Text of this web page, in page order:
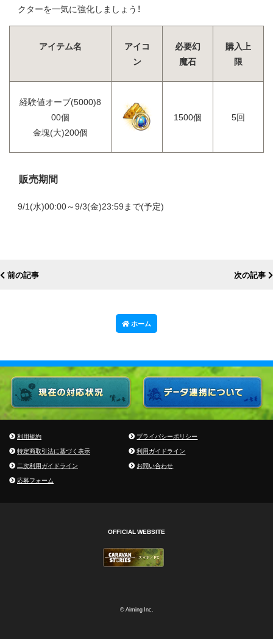
クターを一気に強化しましょう！
アイテム名
アイコ
ン
必要幻
魔石
購入上
限
経験値オーブ(5000)8
00個
金塊(大)200個
1500個 5回
販売期間
9/1(水)00:00～9/3(金)23:59まで(予定)
前の記事 次の記事
ホーム
利用規約
プライバシーポリシー
特定商取引法に基づく表示
利用ガイドライン
二次利用ガイドライン
お問い合わせ
応募フォーム
OFFICIAL WEBSITE
© Aiming Inc.